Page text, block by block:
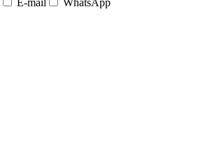
E-mail WhatsApp